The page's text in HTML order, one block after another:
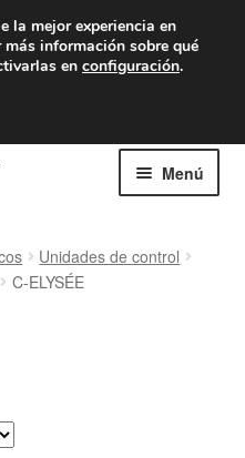
7 EUR
9 a. m. a 4 p. m.
Menú
Unidades de control
C-ELYSÉE
la mejor experiencia en
más información sobre qué
en configuración.